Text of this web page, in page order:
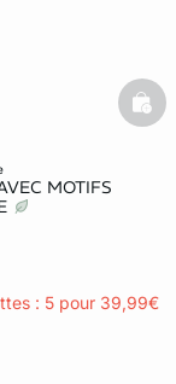
MOTIFS
: 5 pour 39,99€